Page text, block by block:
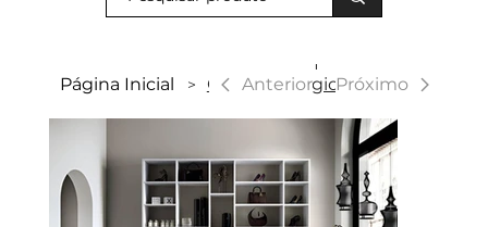
Página Inicial > Carvalho Grigio
Anterior Próximo